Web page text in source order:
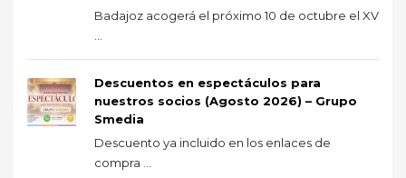
Badajoz acogerá el próximo 10 de octubre el XV
Descuentos en espectáculos para
nuestros socios (Agosto 2026) – Grupo
Smedia
Descuento ya incluido en los enlaces de
compra ...